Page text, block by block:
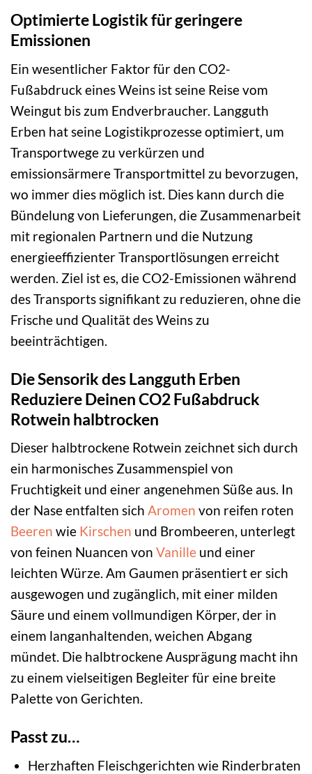
Optimierte Logistik für geringere
Emissionen
Ein wesentlicher Faktor für den CO2-
Fußabdruck eines Weins ist seine Reise vom
Weingut bis zum Endverbraucher. Langguth
Erben hat seine Logistikprozesse optimiert, um
Transportwege zu verkürzen und
emissionsärmere Transportmittel zu bevorzugen,
wo immer dies möglich ist. Dies kann durch die
Bündelung von Lieferungen, die Zusammenarbeit
mit regionalen Partnern und die Nutzung
energieeffizienter Transportlösungen erreicht
werden. Ziel ist es, die CO2-Emissionen während
des Transports signifikant zu reduzieren, ohne die
Frische und Qualität des Weins zu
beeinträchtigen.
Die Sensorik des Langguth Erben
Reduziere Deinen CO2 Fußabdruck
Rotwein halbtrocken
Dieser halbtrockene Rotwein zeichnet sich durch
ein harmonisches Zusammenspiel von
Fruchtigkeit und einer angenehmen Süße aus. In
der Nase entfalten sich Aromen von reifen roten
Beeren wie Kirschen und Brombeeren, unterlegt
von feinen Nuancen von Vanille und einer
leichten Würze. Am Gaumen präsentiert er sich
ausgewogen und zugänglich, mit einer milden
Säure und einem vollmundigen Körper, der in
einem langanhaltenden, weichen Abgang
mündet. Die halbtrockene Ausprägung macht ihn
zu einem vielseitigen Begleiter für eine breite
Palette von Gerichten.
Passt zu…
Herzhaften Fleischgerichten wie Rinderbraten